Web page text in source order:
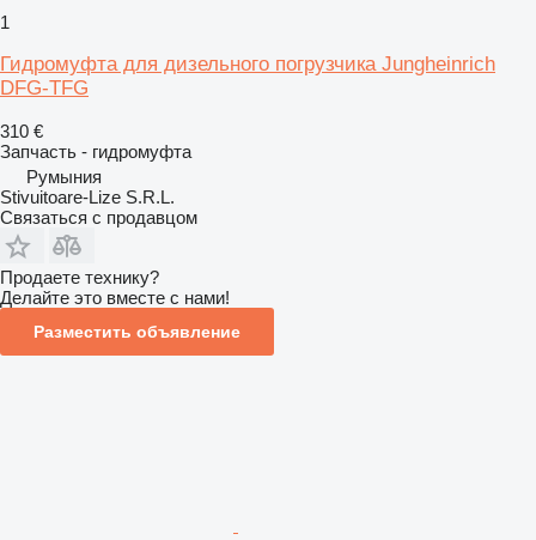
1
Гидромуфта для дизельного погрузчика Jungheinrich
DFG-TFG
310 €
Запчасть - гидромуфта
Румыния
Stivuitoare-Lize S.R.L.
Связаться с продавцом
Продаете технику?
Делайте это вместе с нами!
Разместить объявление